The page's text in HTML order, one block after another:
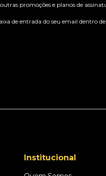
promoções e planos de
de entrada do seu email dentro
Institucional